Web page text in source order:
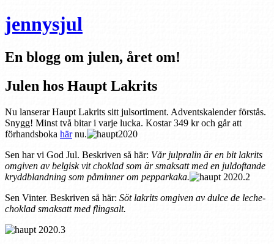
jennysjul
En blogg om julen, året om!
Julen hos Haupt Lakrits
Nu lanserar Haupt Lakrits sitt julsortiment. Adventskalender förstås.
Snygg! Minst två bitar i varje lucka. Kostar 349 kr och går att
förhandsboka härnu.
Sen har vi God Jul. Beskriven så här: Vår julpralin är en bit lakrits
omgiven av belgisk vit choklad som är smaksatt med en juldoftande
kryddblandning som påminner om pepparkaka.
Sen Vinter. Beskriven så här: Söt lakrits omgiven av dulce de leche-
choklad smaksatt med flingsalt.